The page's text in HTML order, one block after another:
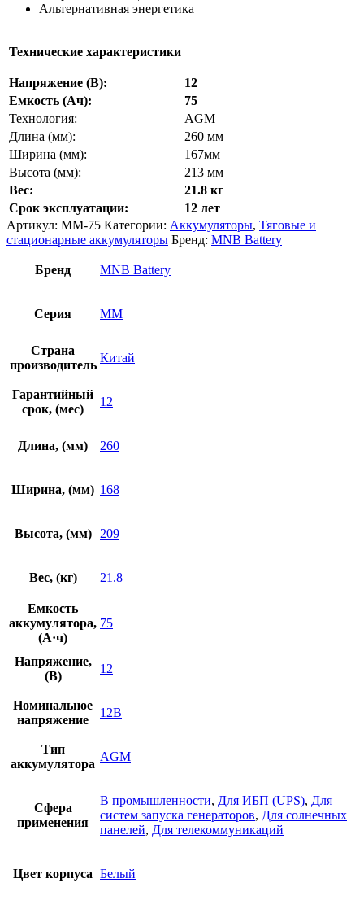
Альтернативная энергетика
Технические характеристики
Напряжение (В):
12
Емкость (Ач):
75
Технология:
AGM
Длина (мм):
260 мм
Ширина (мм):
167мм
Высота (мм):
213 мм
Вес:
21.8 кг
Срок эксплуатации:
12 лет
Артикул: MM-75 Категории: Аккумуляторы, Тяговые и
стационарные аккумуляторы Бренд: MNB Battery
Бренд MNB Battery
Серия MM
Страна
производитель
Китай
Гарантийный
срок, (мес)
12
Длина, (мм) 260
Ширина, (мм) 168
Высота, (мм) 209
Вес, (кг) 21.8
Емкость
аккумулятора,
(А·ч)
75
Напряжение,
(В)
12
Номинальное
напряжение
12В
Тип
аккумулятора
AGM
Сфера
применения
В промышленности, Для ИБП (UPS), Для
систем запуcка генераторов, Для солнечных
панелей, Для телекоммуникаций
Цвет корпуса Белый